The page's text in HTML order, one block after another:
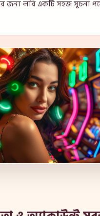
জন্য লবি একটি সহজ সূচনা